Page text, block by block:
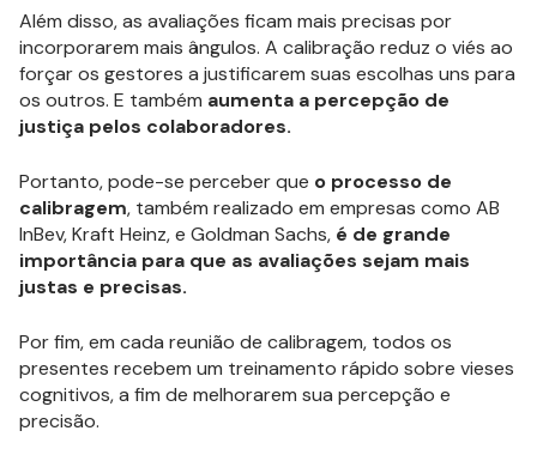
Além disso, as avaliações ficam mais precisas por
incorporarem mais ângulos. A calibração reduz o viés ao
forçar os gestores a justificarem suas escolhas uns para
os outros. E também aumenta a percepção de
justiça pelos colaboradores.
Portanto, pode-se perceber que o processo de
calibragem, também realizado em empresas como AB
InBev, Kraft Heinz, e Goldman Sachs, é de grande
importância para que as avaliações sejam mais
justas e precisas.
Por fim, em cada reunião de calibragem, todos os
presentes recebem um treinamento rápido sobre vieses
cognitivos, a fim de melhorarem sua percepção e
precisão.